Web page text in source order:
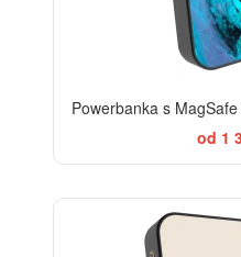
Powerbanka s
od 1